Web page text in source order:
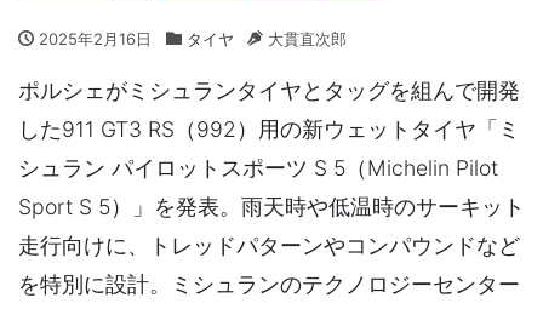
2025年2月16日 タイヤ 大貫直次郎
ポルシェがミシュランタイヤとタッグを組んで開発
した911 GT3 RS（992）用の新ウェットタイヤ「ミ
シュラン パイロットスポーツ S 5（Michelin Pilot
Sport S 5）」を発表。雨天時や低温時のサーキット
走行向けに、トレッドパターンやコンパウンドなど
を特別に設計。ミシュランのテクノロジーセンター